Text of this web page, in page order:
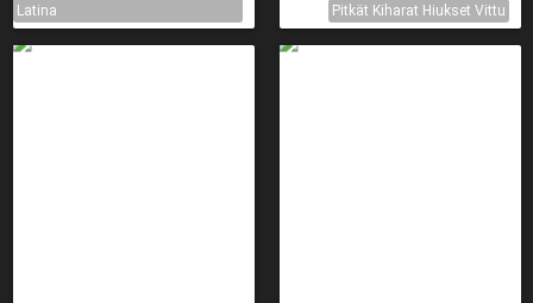
Latina
Pitkät Kiharat Hiukset Vittu